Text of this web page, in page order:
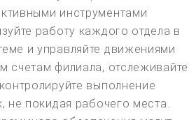
инструментами
работу каждого отдела в
и управляйте движениями
счетам филиала, отслеживайте
выполнение
не покидая рабочего места.